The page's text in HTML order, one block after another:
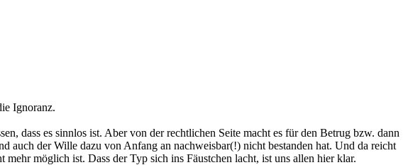
Ignoranz.
dass es sinnlos ist. Aber von der rechtlichen Seite macht es für den Betrug bzw. dann
auch der Wille dazu von Anfang an nachweisbar(!) nicht bestanden hat. Und da reicht
möglich ist. Dass der Typ sich ins Fäustchen lacht, ist uns allen hier klar.